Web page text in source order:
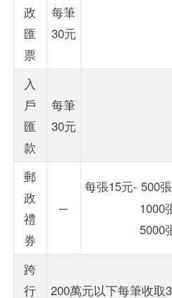
政
匯
票
每筆
30元
入
戶
匯
款
每筆
30元
郵
政
禮
券
─
每張15元- 500
1000
5000
跨
行
200萬元以下每筆收取